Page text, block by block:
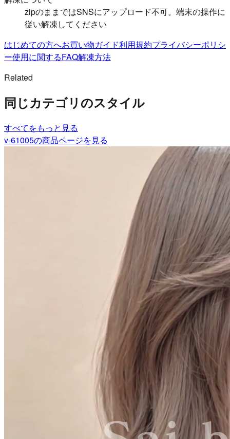
zipのままではSNSにアップロード不可。端末の操作に
従い解凍してください
はじめての方へお買い物ガイド利用規約プライバシーポリシ
ー使用に関するFAQ解凍方法
Related
同じカテゴリのスタイル
すべてをもっと見る
v-61005の商品ページを見る